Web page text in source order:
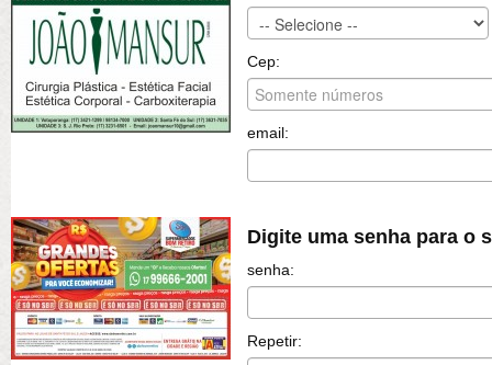
Cep:
email:
Digite uma senha para o
senha:
Repetir: